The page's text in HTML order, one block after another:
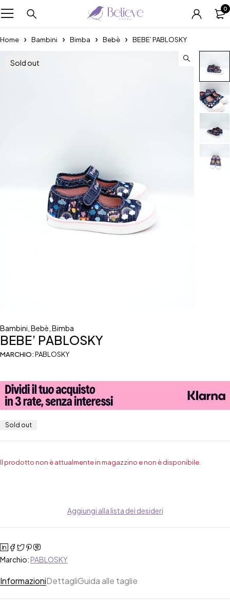
0
Home Bambini Bimba Bebè BEBE’ PABLOSKY
Sold out
Bambini Bebè Bimba
BEBE’ PABLOSKY
MARCHIO:PABLOSKY
Sold out
Il prodotto non è attualmente in magazzino e non è disponibile.
Aggiungi alla lista dei desideri
Marchio: PABLOSKY
InformazioniDettagliGuida alle taglie